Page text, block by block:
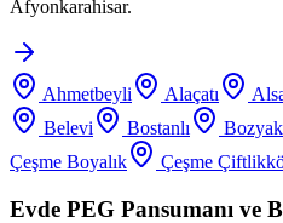
Afyonkarahisar.
Ahmetbeyli Alaçatı
Belevi
Bostanlı
Çeşme Boyalık
Çeşme
Evde PEG Pansumanı ve